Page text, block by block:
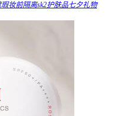
妆前隔离sk2护肤品七夕礼物